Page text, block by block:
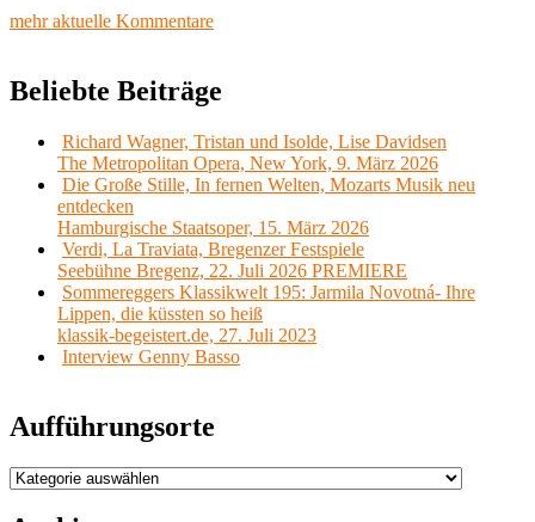
mehr aktuelle Kommentare
Beliebte Beiträge
Richard Wagner, Tristan und Isolde, Lise Davidsen
The Metropolitan Opera, New York, 9. März 2026
Die Große Stille, In fernen Welten, Mozarts Musik neu
entdecken
Hamburgische Staatsoper, 15. März 2026
Verdi, La Traviata, Bregenzer Festspiele
Seebühne Bregenz, 22. Juli 2026 PREMIERE
Sommereggers Klassikwelt 195: Jarmila Novotná- Ihre
Lippen, die küssten so heiß
klassik-begeistert.de, 27. Juli 2023
Interview Genny Basso
Aufführungsorte
Aufführungsorte